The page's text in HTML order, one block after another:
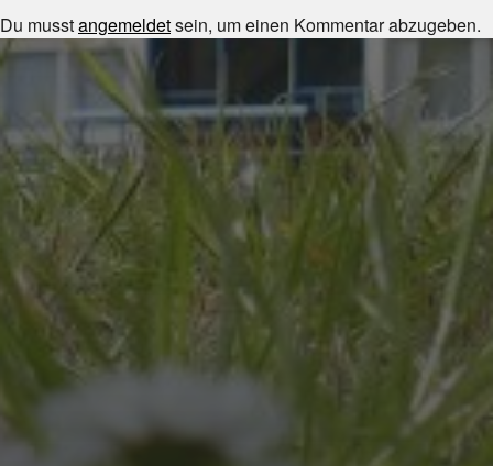
Du musstangemeldetsein, um einen Kommentar abzugeben.
UNSER SCHUL-/SPORTFEST
2026